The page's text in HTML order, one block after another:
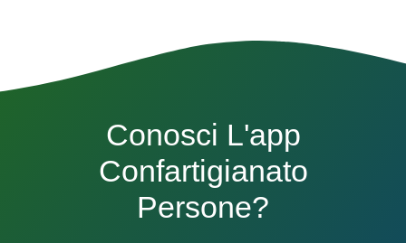
Conosci L'app
Confartigianato
Persone?